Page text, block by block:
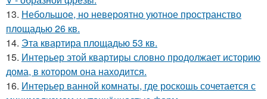
13. Небольшое, но невероятно уютное пространство
площадью 26 кв.
14. Эта квартира площадью 53 кв.
15. Интерьер этой квартиры словно продолжает историю
дома, в котором она находится.
16. Интерьер ванной комнаты, где роскошь сочетается с